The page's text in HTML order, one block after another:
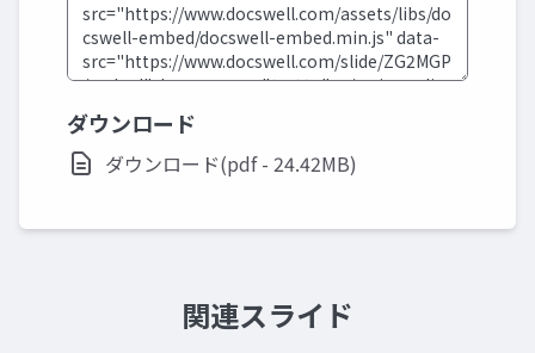
ダウンロード
ダウンロード(pdf - 24.42MB)
関連スライド